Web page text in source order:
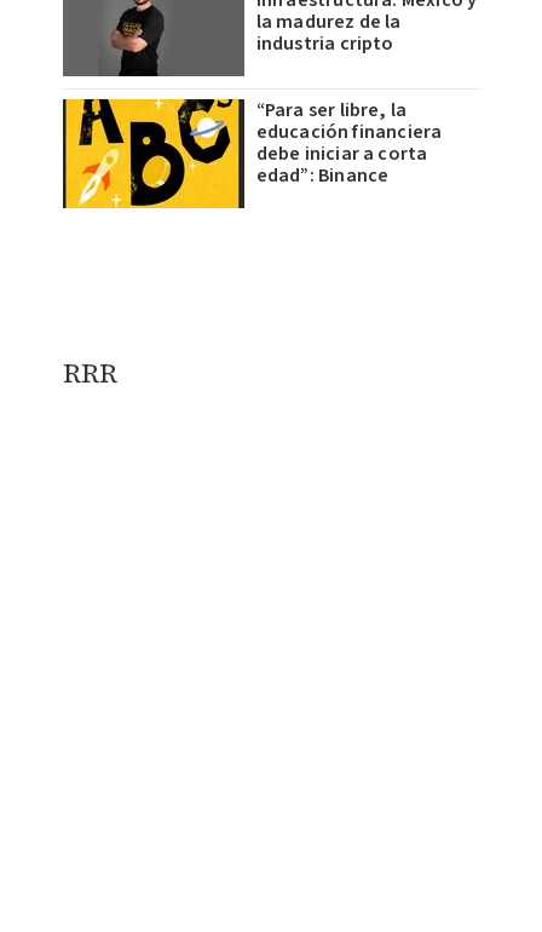
la madurez de la
industria cripto
“Para ser libre, la
educación financiera
debe iniciar a corta
edad”: Binance
RRR